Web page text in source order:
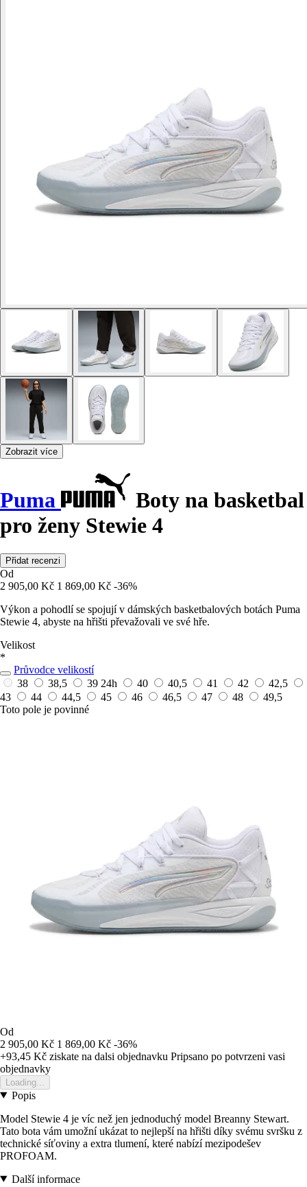
Zobrazit více
Puma
Boty na basketbal
pro ženy Stewie 4
Přidat recenzi
Od
2 905,00 Kč 1 869,00 Kč -36%
Výkon a pohodlí se spojují v dámských basketbalových botách Puma
Stewie 4, abyste na hřišti převažovali ve své hře.
Velikost
*
Průvodce velikostí
38
38,5 39 24h 40 40,5 41 42
42,5
43
44 44,5 45 46 46,5 47 48
49,5
Toto pole je povinné
Od
2 905,00 Kč 1 869,00 Kč -36%
+93,45 Kč ziskate na dalsi objednavku Pripsano po potvrzeni vasi
objednavky
Loading...
Popis
Model Stewie 4 je víc než jen jednoduchý model Breanny Stewart.
Tato bota vám umožní ukázat to nejlepší na hřišti díky svému svršku z
technické síťoviny a extra tlumení, které nabízí mezipodešev
PROFOAM.
Další informace